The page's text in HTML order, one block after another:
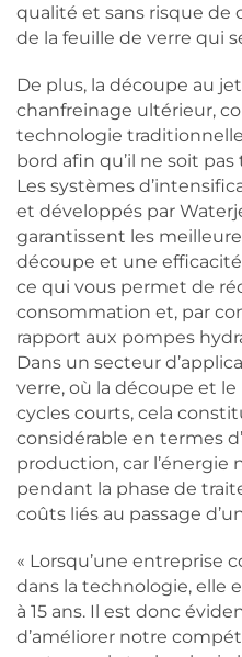
qualité et sans risque de
de la feuille de verre qui
De plus, la découpe au
chanfreinage ultérieur,
technologie
bord afin qu’il ne soit
Les systèmes
et développés par
garantissent les
découpe et une
ce qui vous permet de
consommation et, par
rapport aux pompes
Dans un secteur
verre, où la découpe et
cycles courts, cela
considérable en termes
production, car l’énergie
pendant la phase de
coûts liés au passage
« Lorsqu’une entreprise
dans la technologie, elle
à 15 ans. Il est donc
d’améliorer notre